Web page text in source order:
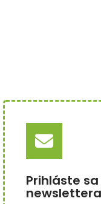
Prihláste
newslettera